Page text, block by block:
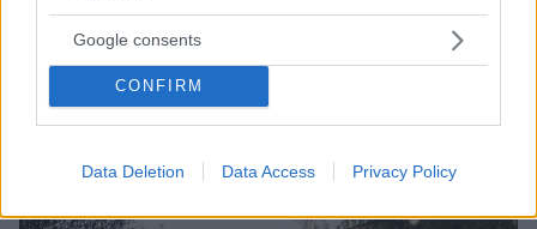
Google consents
CONFIRM
Data Deletion Data Access Privacy Policy